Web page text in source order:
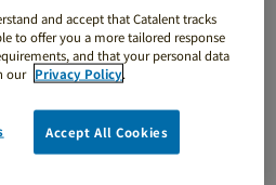
and accept that Catalent tracks
to offer you a more tailored response
and that your personal data
our Privacy Policy.
Accept All Cookies